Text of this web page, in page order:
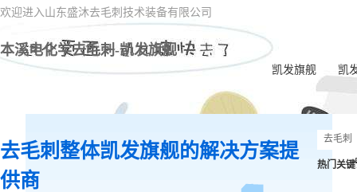
欢迎进入山东盛沐去毛刺技术装备有限公司
本溪电化学去毛刺-凯发旗舰
凯发旗舰 凯
去毛刺整体凯发旗舰的解决方案提
供商
热门关